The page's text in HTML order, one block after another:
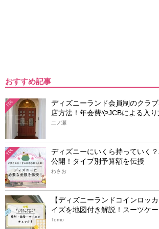
おすすめ記事
TDL
ディズニーランド会員制のクラ
店方法！年会費やJCBによる入り
二ノ瀬
TDL
ディズニーにいくら持っていく
公開！タイプ別予算額を伝授
わさお
【ディズニーランドコインロッ
イズを地図付き解説！スーツケ
Tomo